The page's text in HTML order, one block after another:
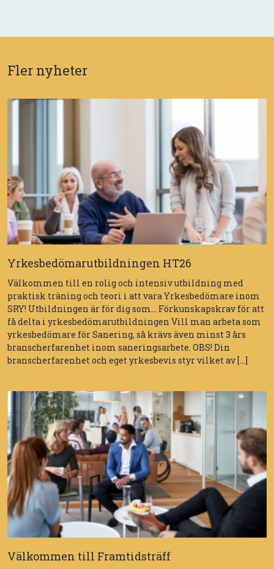
Fler nyheter
Yrkesbedömarutbildningen HT26
Välkommen till en rolig och intensiv utbildning med
praktisk träning och teori i att vara Yrkesbedömare inom
SRY! Utbildningen är för dig som… Förkunskapskrav för att
få delta i yrkesbedömarutbildningen Vill man arbeta som
yrkesbedömare för Sanering, så krävs även minst 3 års
branscherfarenhet inom saneringsarbete. OBS! Din
branscherfarenhet och eget yrkesbevis styr vilket av […]
Välkommen till Framtidsträff